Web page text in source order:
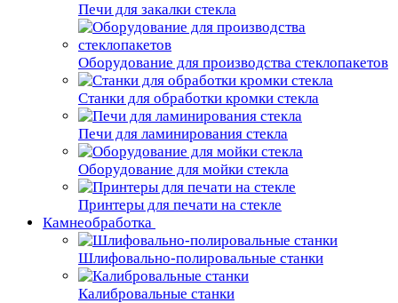
Печи для закалки стекла
Оборудование для производства стеклопакетов
Станки для обработки кромки стекла
Печи для ламинирования стекла
Оборудование для мойки стекла
Принтеры для печати на стекле
Камнеобработка
Шлифовально-полировальные станки
Калибровальные станки